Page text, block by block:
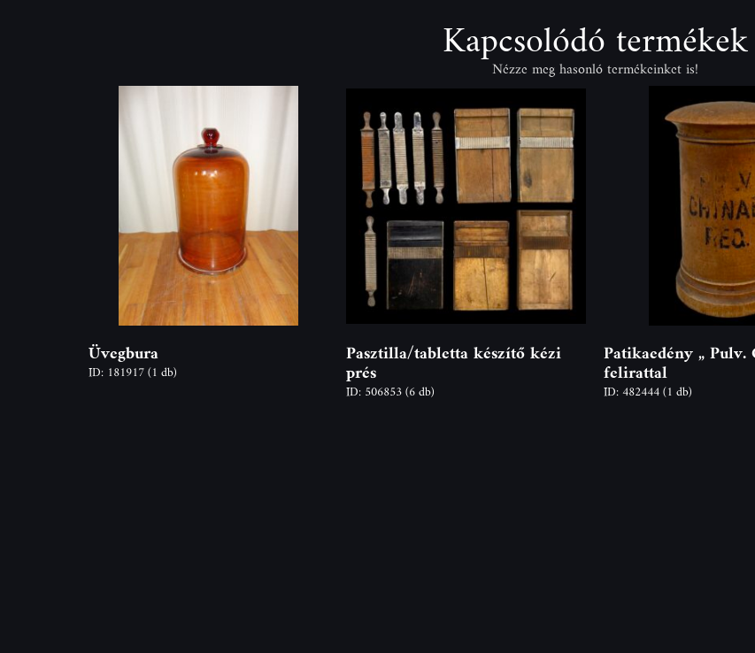
Kapcsolódó termékek
Nézze meg hasonló termékeinket is!
Üvegbura
ID: 181917(1 db)
Pasztilla/tabletta készítő kézi
prés
ID: 506853(6 db)
Patikaedény „ Pulv.
felirattal
ID: 482444(1 db)